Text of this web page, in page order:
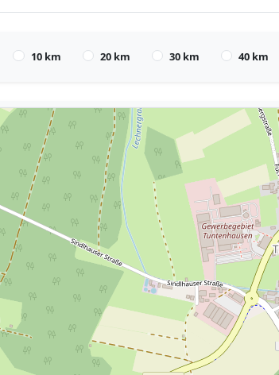
10 km 20 km 30 km 40 km